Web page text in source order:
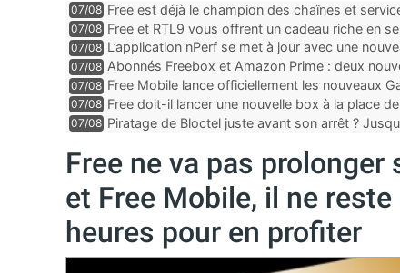
07/08 Free est déjà le champion des chaînes et
encore au moin...
07/08 Free et RTL9 vous offrent un cadeau riche en
l’obtenir
07/08 L’application nPerf se met à jour avec une
Mobile, Orange, SFR ...
07/08 Abonnés Freebox et Amazon Prime : deux
07/08 Free Mobile lance officiellement les nouveaux
des promos et des cadeaux
07/08 Free doit-il lancer une nouvelle box à la place
07/08 Piratage de Bloctel juste avant son arrêt ?
Free ne va pas
et Free Mobile, il ne
heures pour en profiter